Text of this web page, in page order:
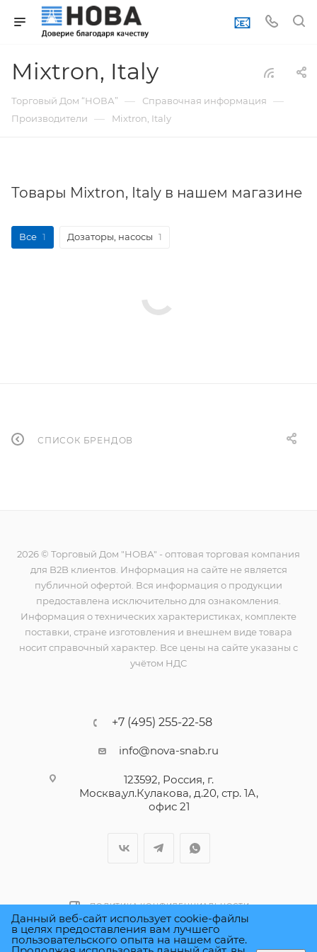
📧
Mixtron, Italy
Торговый Дом “НОВА” — Справочная информация —
Производители — Mixtron, Italy
Товары Mixtron, Italy в нашем магазине
Все 1 Дозаторы, насосы 1
СПИСОК БРЕНДОВ
2026 © Торговый Дом "НОВА" - оптовая торговая компания
для B2B клиентов. Информация на сайте не является
публичной офертой. Вся информация о продукции
предоставлена исключительно для ознакомления.
Информация о технических характеристиках, комплекте
поставки, стране изготовления и внешнем виде товара
носит справочный характер. Все цены на сайте указаны с
учётом НДС
+7 (495) 255-22-58
info@nova-snab.ru
123592, Россия, г.
Москва,ул.Кулакова, д.20, стр. 1А,
офис 21
ПОЛИТИКА КОНФИДЕНЦИАЛЬНОСТИ
Данный веб-сайт использует cookie-файлы
в целях предоставления вам лучшего
пользовательского опыта на нашем сайте.